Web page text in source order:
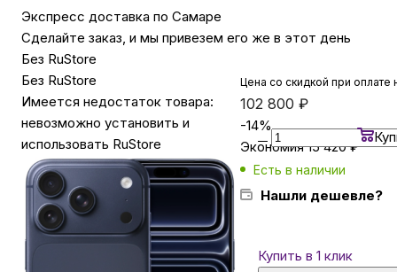
Красота и здоровье
Для дома и дачи
LEGO
Для домашних питомцев
Экспресс доставка по Самаре
Сделайте заказ, и мы привезем его же в этот день
Без RuStore
Без RuStore
Имеется недостаток товара:
невозможно установить и
использовать RuStore
Цена со скидкой при оплате
102 800 ₽
-14%
Экономия 15 420₽
Есть в наличии
Нашли дешевле?
Купить в 1 клик